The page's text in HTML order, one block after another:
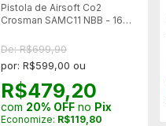
Pistola de Airsoft Co2
Crosman SAMC11 NBB - 16
De: R$699,90
por: R$599,00 ou
R$479,20
com 20% OFF no Pix
Economize: R$119,80